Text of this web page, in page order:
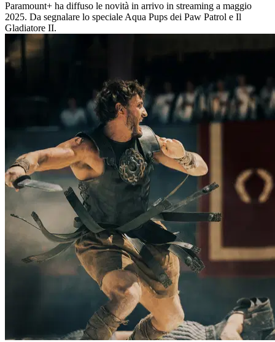
Paramount+ ha diffuso le novità in arrivo in streaming a maggio
2025. Da segnalare lo speciale Aqua Pups dei Paw Patrol e Il
Gladiatore II.